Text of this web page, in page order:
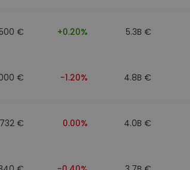
€ +0.20% 5.3B €
€ -1.20% 4.8B €
€ 0.00% 4.0B €